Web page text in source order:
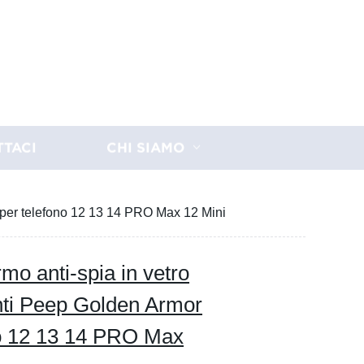
CHI SIAMO
telefono 12 13 14 PRO Max 12 Mini
anti-spia in vetro
Peep Golden Armor
13 14 PRO Max